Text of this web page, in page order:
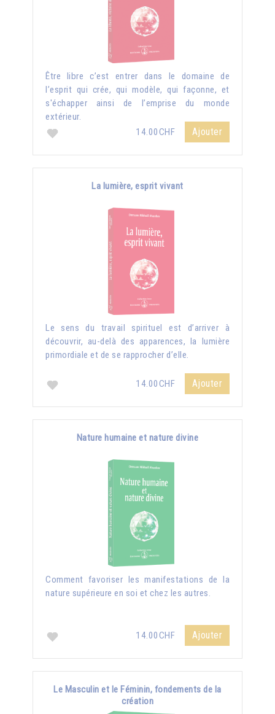
Être libre c’est entrer dans le domaine de
l’esprit qui crée, qui modèle, qui façonne, et
s'échapper ainsi de l’emprise du monde
extérieur.
14.00CHF
Ajouter
La lumière, esprit vivant
Le sens du travail spirituel est d’arriver à
découvrir, au-delà des apparences, la lumière
primordiale et de se rapprocher d’elle.
14.00CHF Ajouter
Nature humaine et nature divine
Comment favoriser les manifestations de la
nature supérieure en soi et chez les autres.
14.00CHF Ajouter
Le Masculin et le Féminin, fondements de la
création